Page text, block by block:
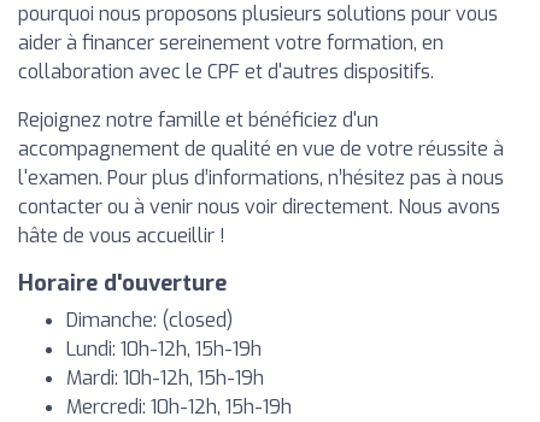
pourquoi nous proposons plusieurs solutions pour vous
aider à financer sereinement votre formation, en
collaboration avec le CPF et d'autres dispositifs.
Rejoignez notre famille et bénéficiez d'un
accompagnement de qualité en vue de votre réussite à
l'examen. Pour plus d’informations, n’hésitez pas à nous
contacter ou à venir nous voir directement. Nous avons
hâte de vous accueillir !
Horaire d'ouverture
Dimanche: (closed)
Lundi: 10h-12h, 15h-19h
Mardi: 10h-12h, 15h-19h
Mercredi: 10h-12h, 15h-19h